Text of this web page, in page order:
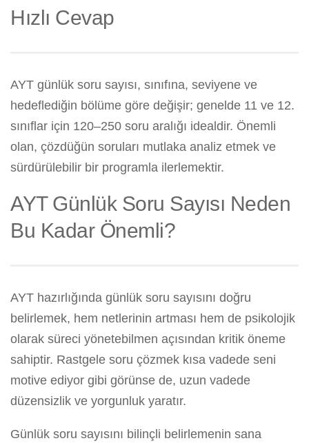
Hızlı Cevap
AYT günlük soru sayısı, sınıfına, seviyene ve
hedeflediğin bölüme göre değişir; genelde 11 ve 12.
sınıflar için 120–250 soru aralığı idealdir. Önemli
olan, çözdüğün soruları mutlaka analiz etmek ve
sürdürülebilir bir programla ilerlemektir.
AYT Günlük Soru Sayısı Neden
Bu Kadar Önemli?
AYT hazırlığında günlük soru sayısını doğru
belirlemek, hem netlerinin artması hem de psikolojik
olarak süreci yönetebilmen açısından kritik öneme
sahiptir. Rastgele soru çözmek kısa vadede seni
motive ediyor gibi görünse de, uzun vadede
düzensizlik ve yorgunluk yaratır.
Günlük soru sayısını bilinçli belirlemenin sana